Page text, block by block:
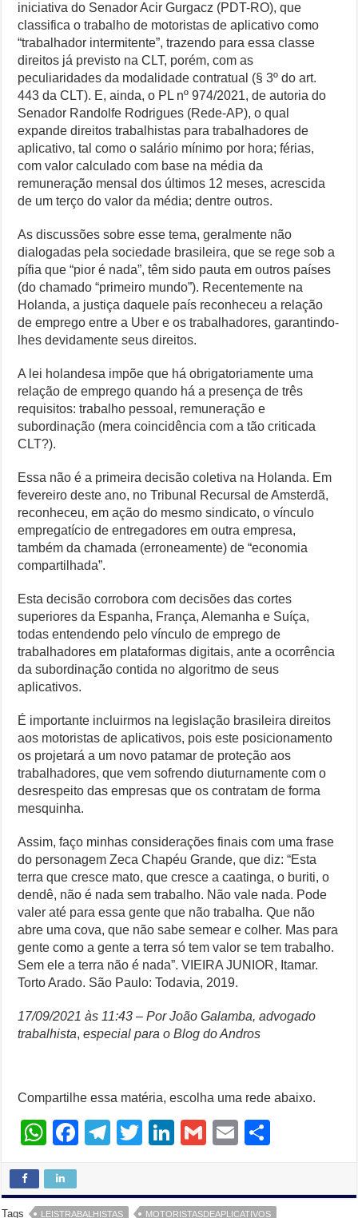
iniciativa do Senador Acir Gurgacz (PDT-RO), que
classifica o trabalho de motoristas de aplicativo como
“trabalhador intermitente”, trazendo para essa classe
direitos já previsto na CLT, porém, com as
peculiaridades da modalidade contratual (§ 3º do art.
443 da CLT). E, ainda, o PL nº 974/2021, de autoria do
Senador Randolfe Rodrigues (Rede-AP), o qual
expande direitos trabalhistas para trabalhadores de
aplicativo, tal como o salário mínimo por hora; férias,
com valor calculado com base na média da
remuneração mensal dos últimos 12 meses, acrescida
de um terço do valor da média; dentre outros.
As discussões sobre esse tema, geralmente não
dialogadas pela sociedade brasileira, que se rege sob a
pífia que “pior é nada”, têm sido pauta em outros países
(do chamado “primeiro mundo”). Recentemente na
Holanda, a justiça daquele país reconheceu a relação
de emprego entre a Uber e os trabalhadores, garantindo-
lhes devidamente seus direitos.
A lei holandesa impõe que há obrigatoriamente uma
relação de emprego quando há a presença de três
requisitos: trabalho pessoal, remuneração e
subordinação (mera coincidência com a tão criticada
CLT?).
Essa não é a primeira decisão coletiva na Holanda. Em
fevereiro deste ano, no Tribunal Recursal de Amsterdã,
reconheceu, em ação do mesmo sindicato, o vínculo
empregatício de entregadores em outra empresa,
também da chamada (erroneamente) de “economia
compartilhada”.
Esta decisão corrobora com decisões das cortes
superiores da Espanha, França, Alemanha e Suíça,
todas entendendo pelo vínculo de emprego de
trabalhadores em plataformas digitais, ante a ocorrência
da subordinação contida no algoritmo de seus
aplicativos.
É importante incluirmos na legislação brasileira direitos
aos motoristas de aplicativos, pois este posicionamento
os projetará a um novo patamar de proteção aos
trabalhadores, que vem sofrendo diuturnamente com o
desrespeito das empresas que os contratam de forma
mesquinha.
Assim, faço minhas considerações finais com uma frase
do personagem Zeca Chapéu Grande, que diz: “Esta
terra que cresce mato, que cresce a caatinga, o buriti, o
dendê, não é nada sem trabalho. Não vale nada. Pode
valer até para essa gente que não trabalha. Que não
abre uma cova, que não sabe semear e colher. Mas para
gente como a gente a terra só tem valor se tem trabalho.
Sem ele a terra não é nada”. VIEIRA JUNIOR, Itamar.
Torto Arado. São Paulo: Todavia, 2019.
17/09/2021 às 11:43 – Por João Galamba, advogado
trabalhista,especial para o Blog do Andros
Compartilhe essa matéria, escolha uma rede abaixo.
W
at
s
F
e
T
gr
T
er
Li
e
G
E
e
Tags LEISTRABALHISTAS MOTORISTASDEAPLICATIVOS